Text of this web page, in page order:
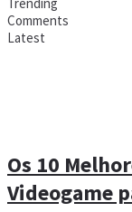
Trending
Comments